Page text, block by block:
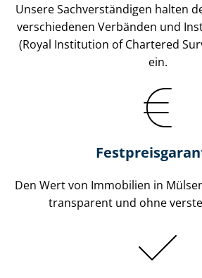
Unsere Sach­ver­stän­di­gen halten
verschiedenen Verbänden und
(Royal Institution of Chartered
ein.
Den Wert von Immobilien in
transparent und ohne